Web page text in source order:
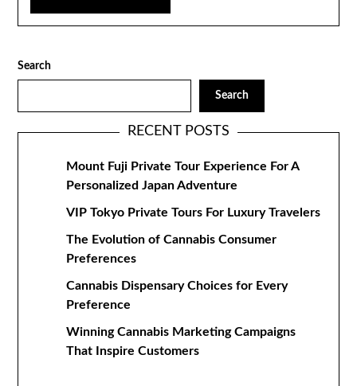
Search
Search
RECENT POSTS
Mount Fuji Private Tour Experience For A
Personalized Japan Adventure
VIP Tokyo Private Tours For Luxury Travelers
The Evolution of Cannabis Consumer
Preferences
Cannabis Dispensary Choices for Every
Preference
Winning Cannabis Marketing Campaigns
That Inspire Customers